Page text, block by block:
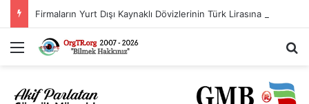
Menü